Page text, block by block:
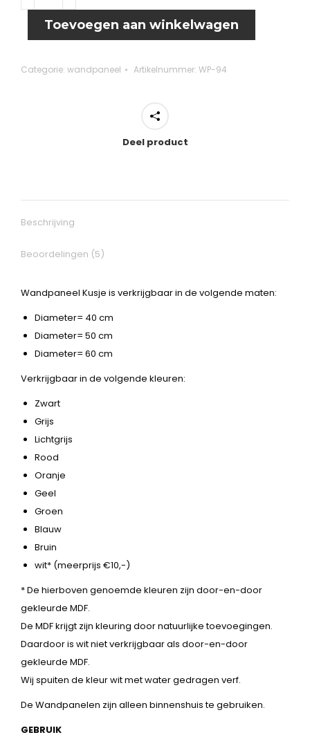
aantalToevoegen aan winkelwagen
Categorie: wandpaneel Artikelnummer: WP-94
Deel product
Beschrijving
Beoordelingen (5)
Wandpaneel Kusje is verkrijgbaar in de volgende maten:
Diameter= 40 cm
Diameter= 50 cm
Diameter= 60 cm
Verkrijgbaar in de volgende kleuren:
Zwart
Grijs
Lichtgrijs
Rood
Oranje
Geel
Groen
Blauw
Bruin
wit* (meerprijs €10,-)
* De hierboven genoemde kleuren zijn door-en-door
gekleurde MDF.
De MDF krijgt zijn kleuring door natuurlijke toevoegingen.
Daardoor is wit niet verkrijgbaar als door-en-door
gekleurde MDF.
Wij spuiten de kleur wit met water gedragen verf.
De Wandpanelen zijn alleen binnenshuis te gebruiken.
GEBRUIK